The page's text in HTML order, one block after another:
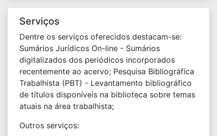
Serviços
Dentre os serviços oferecidos destacam-se:
Sumários Jurídicos On-line - Sumários
digitalizados dos periódicos incorporados
recentemente ao acervo; Pesquisa Bibliográfica
Trabalhista (PBT) - Levantamento bibliográfico
de títulos disponíveis na biblioteca sobre temas
atuais na área trabalhista;
Outros serviços: